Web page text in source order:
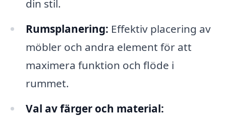
din stil.
Rumsplanering: Effektiv placering av
möbler och andra element för att
maximera funktion och flöde i
rummet.
Val av färger och material: